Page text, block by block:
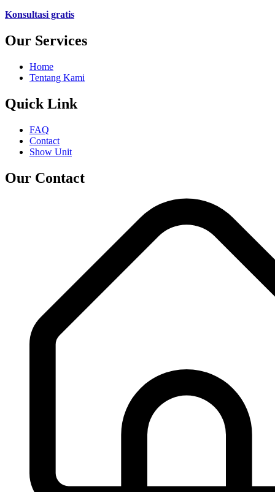
Konsultasi gratis
Our Services
Home
Tentang Kami
Quick Link
FAQ
Contact
Show Unit
Our Contact